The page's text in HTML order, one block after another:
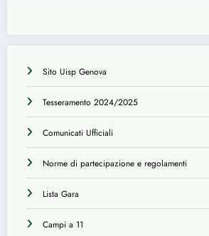
Sito Uisp Genova
Tesseramento 2024/2025
Comunicati Ufficiali
Norme di partecipazione e regolamenti
Lista Gara
Campi a 11